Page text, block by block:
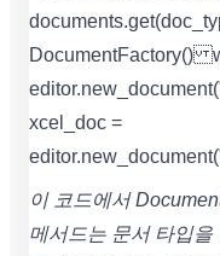
DocumentFactory()
xcel_doc =
이 코드에서
메서드는 문서 타입